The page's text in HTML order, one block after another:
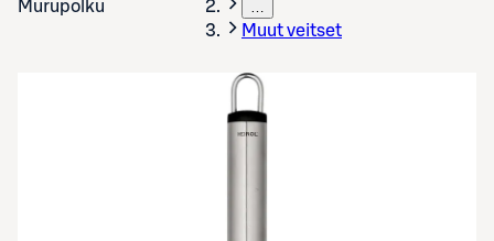
Murupolku …
Muut veitset